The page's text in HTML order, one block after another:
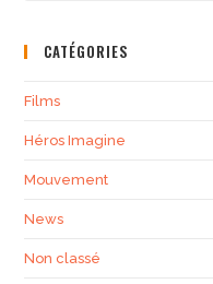
CATÉGORIES
Films
Héros Imagine
Mouvement
News
Non classé